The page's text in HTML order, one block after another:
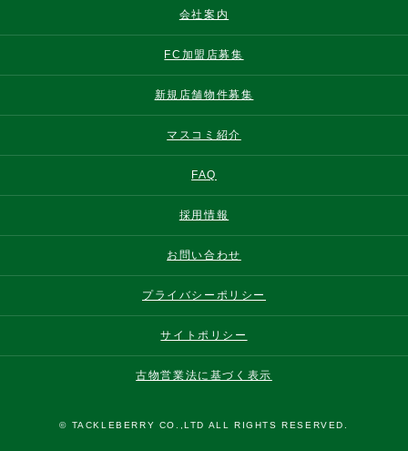
会社案内
FC加盟店募集
新規店舗物件募集
マスコミ紹介
FAQ
採用情報
お問い合わせ
プライバシーポリシー
サイトポリシー
古物営業法に基づく表示
© TACKLEBERRY CO.,LTD ALL RIGHTS RESERVED.